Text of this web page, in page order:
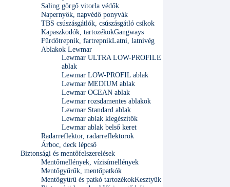
Saling görgő vitorla védők
Napernyők, napvédő ponyvák
TBS csúszásgátlók, csúszásgátló csíkok
Kapaszkodók, tartozékokGangways
Fürdőtrepnik, fartrepnikLatni, latnivég
Ablakok Lewmar
Lewmar ULTRA LOW-PROFILE
ablak
Lewmar LOW-PROFIL ablak
Lewmar MEDIUM ablak
Lewmar OCEAN ablak
Lewmar rozsdamentes ablakok
Lewmar Standard ablak
Lewmar ablak kiegészítők
Lewmar ablak belső keret
Radarreflektor, radarreflektorok
Árboc, deck lépcső
Biztonsági és mentőfelszerelések
Mentőmellények, vízisímellények
Mentőgyűrűk, mentőpatkók
Mentőgyűrű és patkó tartozékokKesztyűk